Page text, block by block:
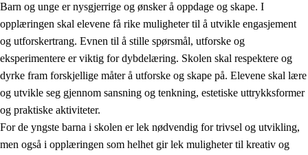
Opplæringens verdigrunnlag
1.1 Menneskeverdet
1.2 Identitet og kulturelt mangfold
1.3 Kritisk tenkning og etisk bevissthet
1.4 Skaperglede, engasjement og utforskertrang
Barn og unge er nysgjerrige og ønsker å oppdage og skape. I
opplæringen skal elevene få rike muligheter til å utvikle engasjement
og utforskertrang. Evnen til å stille spørsmål, utforske og
eksperimentere er viktig for dybdelæring. Skolen skal respektere og
dyrke fram forskjellige måter å utforske og skape på. Elevene skal lære
og utvikle seg gjennom sansning og tenkning, estetiske uttrykksformer
og praktiske aktiviteter.
For de yngste barna i skolen er lek nødvendig for trivsel og utvikling,
men også i opplæringen som helhet gir lek muligheter til kreativ og